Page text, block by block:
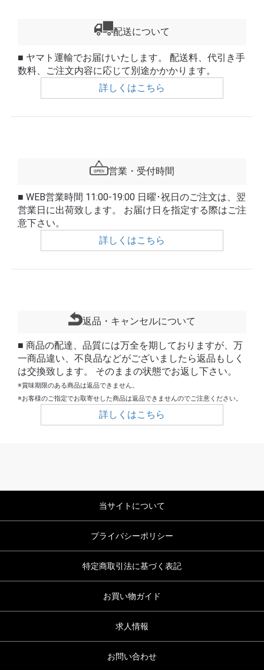
配送について
■ ヤマト運輸でお届けいたします。 配送料、代引き手
数料、ご注文内容に応じて別途かかかります。
詳しくはこちら
営業・受付時間
■ WEB営業時間 11:00-19:00 日曜･祝日のご注文は、翌
営業日に出荷致します。 お届け日を指定する際はご注
意下さい。
詳しくはこちら
返品・キャンセルについて
■ 商品の配達、品質には万全を期しておりますが、万
一商品違い、不良品などがございましたら返品もしく
は交換致します。 そのままの状態でお返し下さい。
※賞味期限のある商品は返品できません。
※お客様のご指定でお取寄せした商品は返品できませんのでご注意ください。
詳しくはこちら
当サイトについて
プライバシーポリシー
特定商取引法に基づく表記
お買い物ガイド
求人情報
お問い合わせ